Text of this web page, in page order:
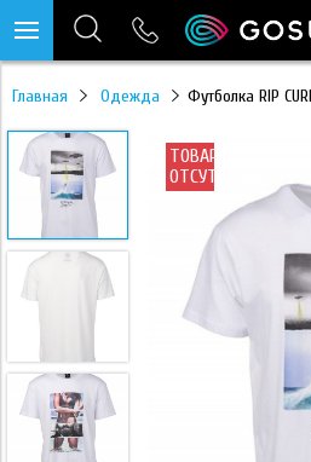
Главная Одежда Футболка RIP
ТОВАР
ОТСУТСТВУЕТ
https://mc.yandex.ru/pixel/